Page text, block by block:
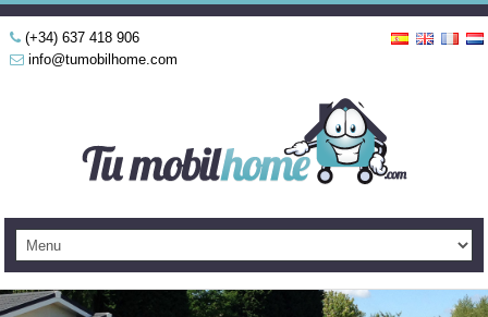
(+34) 637 418 906
info@tumobilhome.com